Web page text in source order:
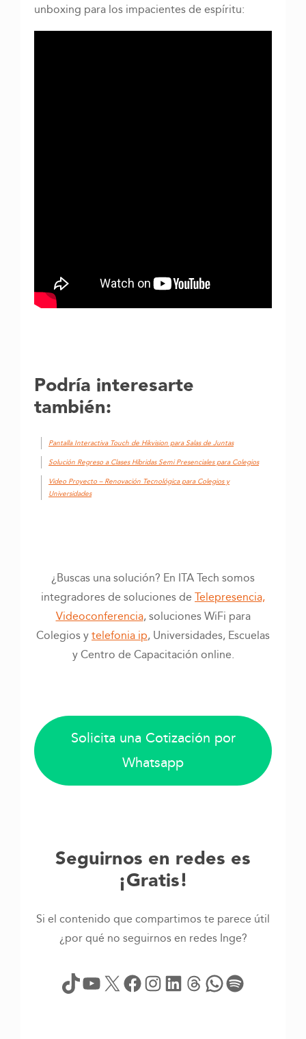
unboxing para los impacientes de espíritu:
Podría interesarte
también:
Pantalla Interactiva Touch de Hikvision para Salas de Juntas
Solución Regreso a Clases Híbridas Semi Presenciales para Colegios
Video Proyecto – Renovación Tecnológica para Colegios y
Universidades
¿Buscas una solución? En ITA Tech somos
integradores de soluciones de Telepresencia,
Videoconferencia, soluciones WiFi para
Colegios ytelefonia ip, Universidades, Escuelas
y Centro de Capacitación online.
Solicita una Cotización por
Whatsapp
Seguirnos en redes es
¡Gratis!
Si el contenido que compartimos te parece útil
¿por qué no seguirnos en redes Inge?
TikTok
YouTube
X Facebook
Instagram
LinkedIn
Threads
WhatsApp
Spotify